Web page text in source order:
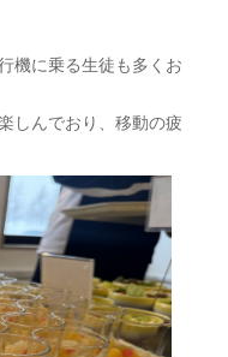
機に乗る生徒も多くお
しんでおり、移動の疲